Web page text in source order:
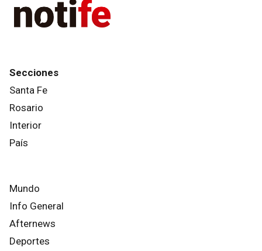
Secciones
Santa Fe
Rosario
Interior
País
Mundo
Info General
Afternews
Deportes